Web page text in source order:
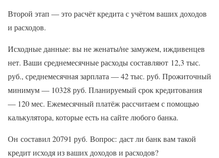
Второй этап — это расчёт кредита с учётом ваших доходов
и расходов.
Исходные данные: вы не женаты/не замужем, иждивенцев
нет. Ваши среднемесячные расходы составляют 12,3 тыс.
руб., среднемесячная зарплата — 42 тыс. руб. Прожиточный
минимум — 10328 руб. Планируемый срок кредитования
— 120 мес. Ежемесячный платёж рассчитаем с помощью
калькулятора, которые есть на сайте любого банка.
Он составил 20791 руб. Вопрос: даст ли банк вам такой
кредит исходя из ваших доходов и расходов?